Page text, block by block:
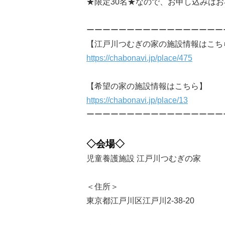
★限定30名★なので、お申し込みはお
ーーーーーーーーーーーーーーーー
【江戸川つむぎの家の施設情報はこち
https://chabonavi.jp/place/475
【希望の家の施設情報はこちら】
https://chabonavi.jp/place/13
ーーーーーーーーーーーーーーーー
◇会場◇
児童養護施設 江戸川つむぎの家
＜住所＞
東京都江戸川区江戸川2-38-20